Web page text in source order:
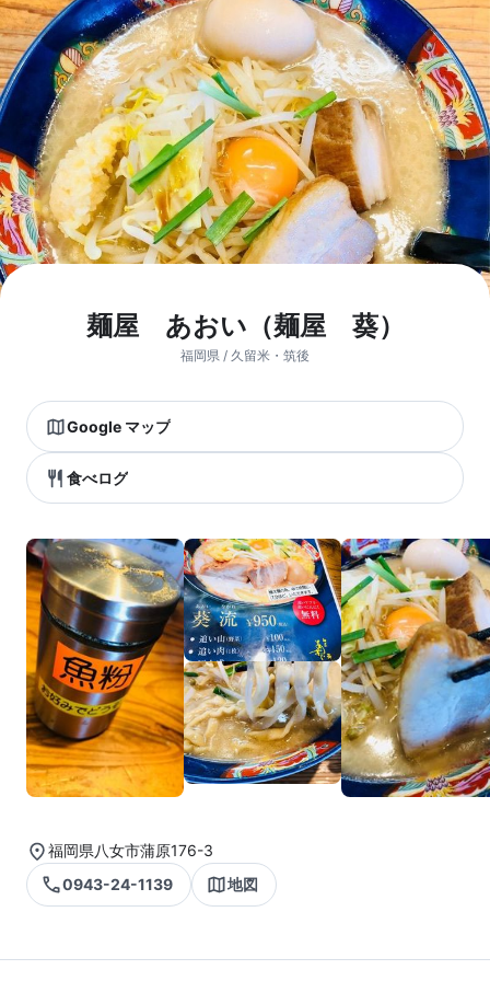
麺屋 あおい（麺屋 葵）
福岡県 / 久留米・筑後
Google マップ
食べログ
福岡県八女市蒲原176-3
0943-24-1139
地図